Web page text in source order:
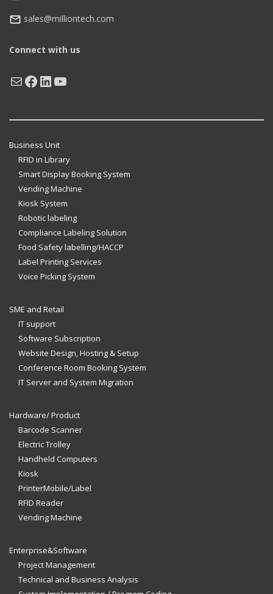
sales@milliontech.com
Connect with us
MailFacebook
LinkedIn
YouTube
Business Unit
RFID in Library
Smart Display Booking System
Vending Machine
Kiosk System
Robotic labeling
Compliance Labeling Solution
Food Safety labelling/HACCP
Label Printing Services
Voice Picking System
SME and Retail
IT support
Software Subscription
Website Design, Hosting & Setup
Conference Room Booking System
IT Server and System Migration
Hardware/ Product
Barcode Scanner
Electric Trolley
Handheld Computers
Kiosk
PrinterMobile/Label
RFID Reader
Vending Machine
Enterprise&Software
Project Management
Technical and Business Analysis